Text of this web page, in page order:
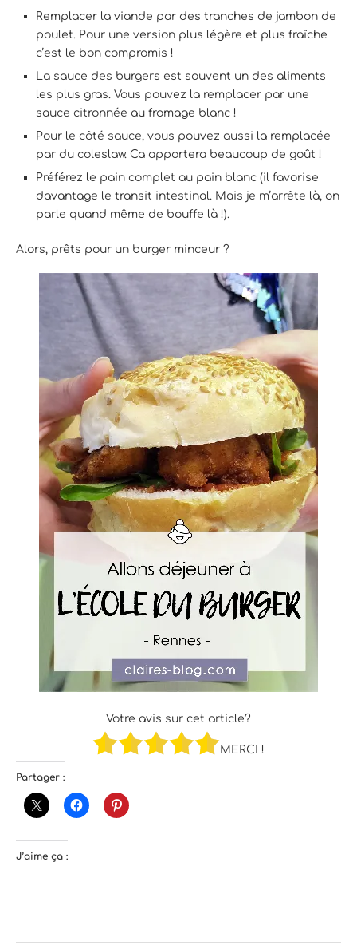
Remplacer la viande par des tranches de jambon de
poulet. Pour une version plus légère et plus fraîche
c’est le bon compromis !
La sauce des burgers est souvent un des aliments
les plus gras. Vous pouvez la remplacer par une
sauce citronnée au fromage blanc !
Pour le côté sauce, vous pouvez aussi la remplacée
par du coleslaw. Ca apportera beaucoup de goût !
Préférez le pain complet au pain blanc (il favorise
davantage le transit intestinal. Mais je m’arrête là, on
parle quand même de bouffe là !).
Alors, prêts pour un burger minceur ?
Votre avis sur cet article?
MERCI !
Partager :
J’aime ça :